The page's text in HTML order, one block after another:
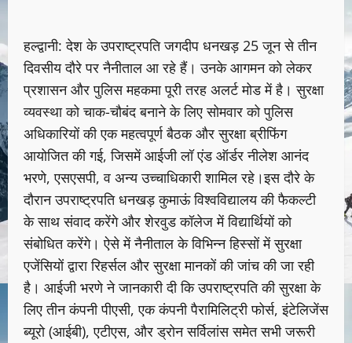
हल्द्वानी: देश के उपराष्ट्रपति जगदीप धनखड़ 25 जून से तीन
दिवसीय दौरे पर नैनीताल आ रहे हैं। उनके आगमन को लेकर
प्रशासन और पुलिस महकमा पूरी तरह अलर्ट मोड में है। सुरक्षा
व्यवस्था को चाक-चौबंद बनाने के लिए सोमवार को पुलिस
अधिकारियों की एक महत्वपूर्ण बैठक और सुरक्षा ब्रीफिंग
आयोजित की गई, जिसमें आईजी लॉ एंड ऑर्डर नीलेश आनंद
भरणे, एसएसपी, व अन्य उच्चाधिकारी शामिल रहे।इस दौरे के
दौरान उपराष्ट्रपति धनखड़ कुमाऊं विश्वविद्यालय की फैकल्टी
के साथ संवाद करेंगे और शेरवुड कॉलेज में विद्यार्थियों को
संबोधित करेंगे। ऐसे में नैनीताल के विभिन्न हिस्सों में सुरक्षा
एजेंसियों द्वारा रिहर्सल और सुरक्षा मानकों की जांच की जा रही
है। आईजी भरणे ने जानकारी दी कि उपराष्ट्रपति की सुरक्षा के
लिए तीन कंपनी पीएसी, एक कंपनी पैरामिलिट्री फोर्स, इंटेलिजेंस
ब्यूरो (आईबी), एटीएस, और ड्रोन सर्विलांस समेत सभी जरूरी